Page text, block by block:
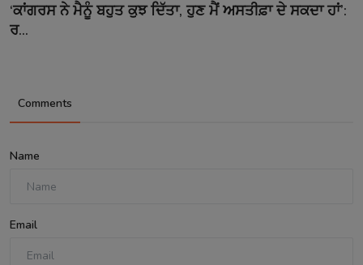
‘ਕਾਂਗਰਸ ਨੇ ਮੈਨੂੰ ਬਹੁਤ ਕੁਝ ਦਿੱਤਾ, ਹੁਣ ਮੈਂ ਅਸਤੀਫ਼ਾ ਦੇ ਸਕਦਾ ਹਾਂ’:
ਰ...
Comments
Name
Email